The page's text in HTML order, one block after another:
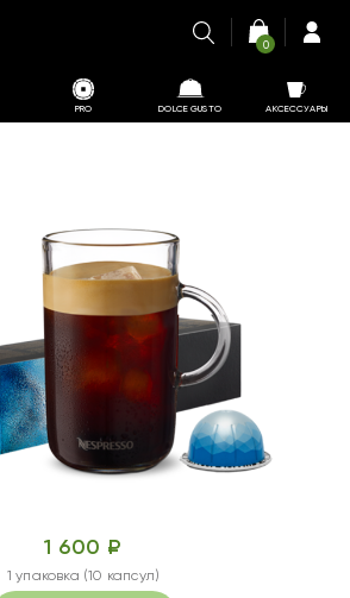
PRO DOLCE GUSTO АКСЕССУАРЫ
0
1 600 ₽
1 упаковка (10 капсул)